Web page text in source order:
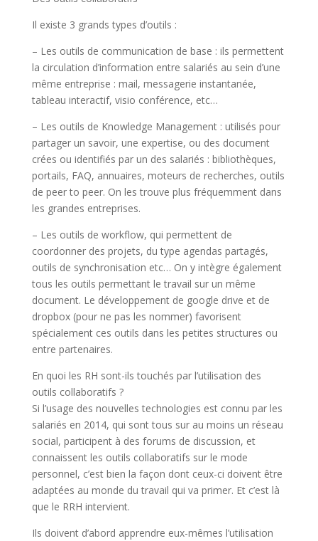
Il existe 3 grands types d’outils :
– Les outils de communication de base : ils permettent
la circulation d’information entre salariés au sein d’une
même entreprise : mail, messagerie instantanée,
tableau interactif, visio conférence, etc…
– Les outils de Knowledge Management : utilisés pour
partager un savoir, une expertise, ou des document
crées ou identifiés par un des salariés : bibliothèques,
portails, FAQ, annuaires, moteurs de recherches, outils
de peer to peer. On les trouve plus fréquemment dans
les grandes entreprises.
– Les outils de workflow, qui permettent de
coordonner des projets, du type agendas partagés,
outils de synchronisation etc… On y intègre également
tous les outils permettant le travail sur un même
document. Le développement de google drive et de
dropbox (pour ne pas les nommer) favorisent
spécialement ces outils dans les petites structures ou
entre partenaires.
En quoi les RH sont-ils touchés par l’utilisation des
outils collaboratifs ?
Si l’usage des nouvelles technologies est connu par les
salariés en 2014, qui sont tous sur au moins un réseau
social, participent à des forums de discussion, et
connaissent les outils collaboratifs sur le mode
personnel, c’est bien la façon dont ceux-ci doivent être
adaptées au monde du travail qui va primer. Et c’est là
que le RRH intervient.
Ils doivent d’abord apprendre eux-mêmes l’utilisation